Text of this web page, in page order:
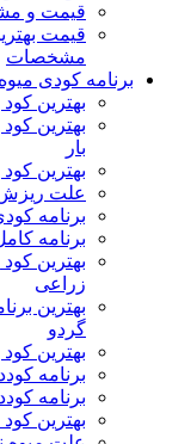
قیمت و مشخصات
قیمت
مشخصات
برنامه کودی میوه
بهترین
بهترین
بار
بهترین
علت
برنامه
برنامه
بهترین
زراعی
بهترین
گردو
بهترین کود
برنامه
برنامه
بهترین